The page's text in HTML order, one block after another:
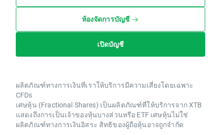
ห้องจัดการบัญชี
เปิดบัญชี
ผลิตภัณฑ์ทางการเงินที่เราให้บริการมีความเสี่ยงโดยเฉพาะ
CFDs
เศษหุ้น (Fractional Shares) เป็นผลิตภัณฑ์ที่ให้บริการจาก XTB
แสดงถึงการเป็นเจ้าของหุ้นบางส่วนหรือ ETF เศษหุ้นไม่ใช่
ผลิตภัณฑ์ทางการเงินอิสระ สิทธิของผู้ถือหุ้นอาจถูกจำกัด